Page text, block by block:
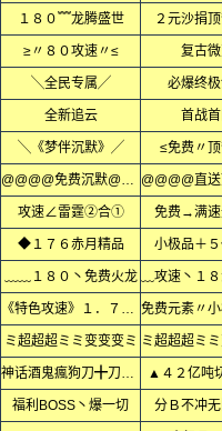
１８０﹌龙腾盛世 ２元沙捐
≥〃８０攻速〃≤ 复古
╲全民专属╱ 必爆终
全新追云 首战首
╲《梦伴沉默》╱ ≤免费〃
@@@@免费沉默@@@@
攻速∠雷霆②合① 免费→满速
◆１７６赤月精品 小极品＋
﹏﹏１８０丶免费火龙 ﹏攻速丶１
《特色攻速》１．７６复古微变
ミ超超超ミミ变变变ミ ミ超超超ミ
神话酒鬼瘋狗刀╋刀刀变态 ▲４２亿吨
福利BOSS丶爆一切 分Ｂ不冲